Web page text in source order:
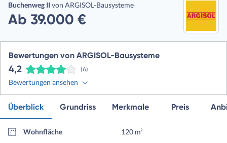
Buchenweg IIvon ARGISOL-Bausysteme
Ab 39.000 €
Bewertungen von ARGISOL-Bausysteme
4,2 (6)
Bewertungen ansehen
Überblick Grundriss Merkmale Preis
Wohnfläche
120 m²